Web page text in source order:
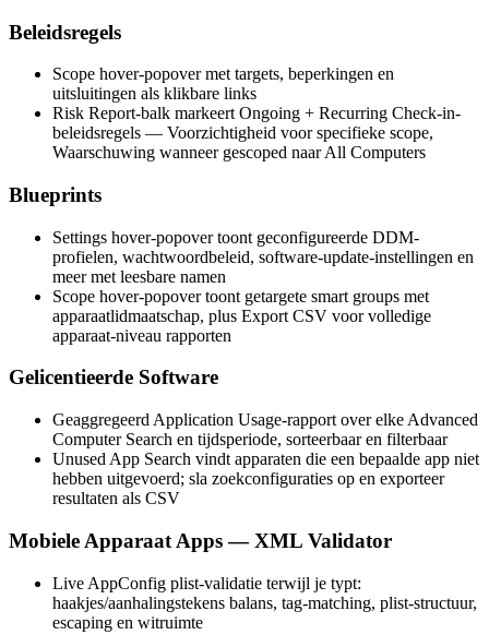
Beleidsregels
Scope hover-popover met targets, beperkingen en
uitsluitingen als klikbare links
Risk Report-balk markeert Ongoing + Recurring Check-in-
beleidsregels — Voorzichtigheid voor specifieke scope,
Waarschuwing wanneer gescoped naar All Computers
Blueprints
Settings hover-popover toont geconfigureerde DDM-
profielen, wachtwoordbeleid, software-update-instellingen en
meer met leesbare namen
Scope hover-popover toont getargete smart groups met
apparaatlidmaatschap, plus Export CSV voor volledige
apparaat-niveau rapporten
Gelicentieerde Software
Geaggregeerd Application Usage-rapport over elke Advanced
Computer Search en tijdsperiode, sorteerbaar en filterbaar
Unused App Search vindt apparaten die een bepaalde app niet
hebben uitgevoerd; sla zoekconfiguraties op en exporteer
resultaten als CSV
Mobiele Apparaat Apps — XML Validator
Live AppConfig plist-validatie terwijl je typt:
haakjes/aanhalingstekens balans, tag-matching, plist-structuur,
escaping en witruimte